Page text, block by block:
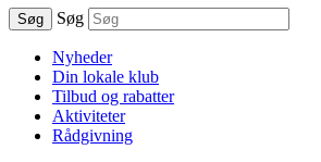
Søg Søg
Nyheder
Din lokale klub
Tilbud og rabatter
Aktiviteter
Rådgivning